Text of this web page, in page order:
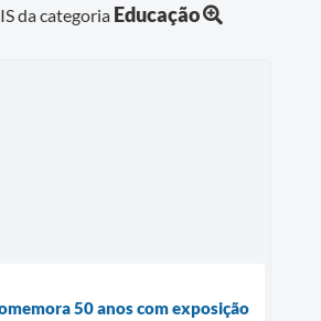
da categoria Educação
50 anos com exposição